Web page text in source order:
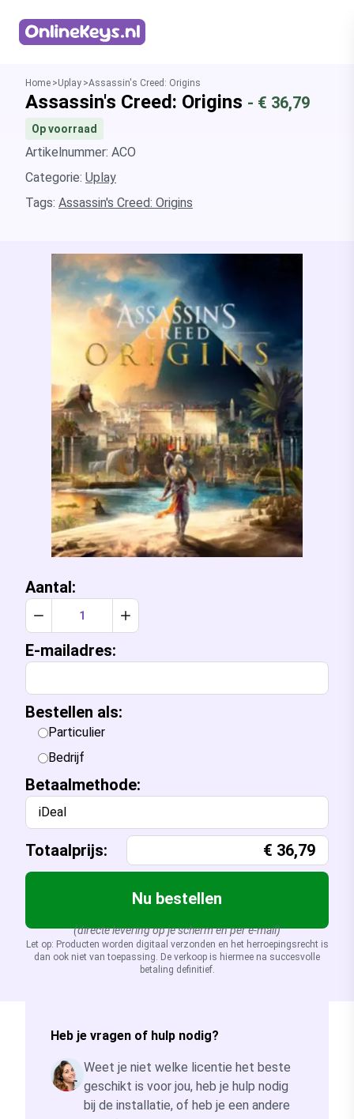
Home Uplay Assassin's Creed: Origins
Assassin's Creed: Origins - € 36,79
Op voorraad
Artikelnummer: ACO
Categorie: Uplay
Tags: Assassin's Creed: Origins
Aantal:
Verlaag aantal met 1Verhoog aantal met 1
E-mailadres:
Bestellen als:
Particulier
Bedrijf
Betaalmethode:
iDeal
Totaalprijs: € 36,79
Nu bestellen
(directe levering op je scherm en per e-mail)
Let op: Producten worden digitaal verzonden en het herroepingsrecht is
dan ook niet van toepassing. De verkoop is hiermee na succesvolle
betaling definitief.
Heb je vragen of hulp nodig?
Weet je niet welke licentie het beste
geschikt is voor jou, heb je hulp nodig
bij de installatie, of heb je een andere